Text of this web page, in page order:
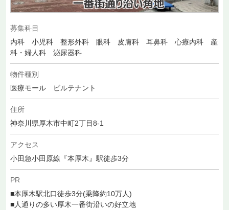
募集科目
内科 小児科 整形外科 眼科 皮膚科 耳鼻科 心療内科 産
科・婦人科 泌尿器科
物件種別
医療モール ビルテナント
住所
神奈川県厚木市中町2丁目8-1
アクセス
小田急小田原線『本厚木』駅徒歩3分
PR
■本厚木駅北口徒歩3分(乗降約10万人)
■人通りの多い厚木一番街沿いの好立地